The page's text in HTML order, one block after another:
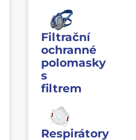
Filtrační
ochranné
polomasky
s
filtrem
Respirátory